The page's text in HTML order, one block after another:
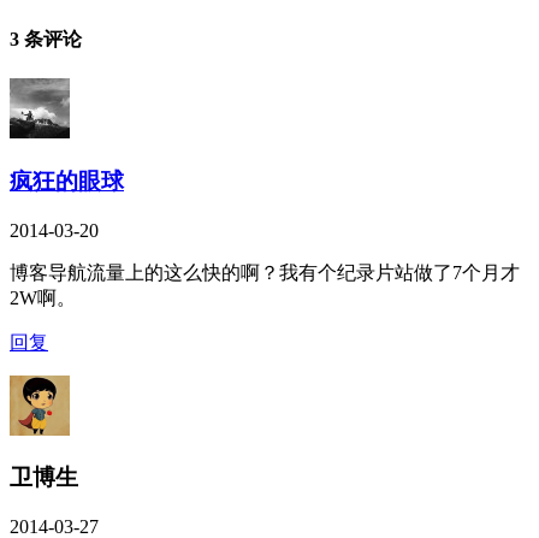
3 条评论
疯狂的眼球
2014-03-20
博客导航流量上的这么快的啊？我有个纪录片站做了7个月才
2W啊。
回复
卫博生
2014-03-27